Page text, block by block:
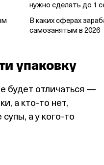
нужно сделать до 1
В каких сферах
самозанятым в 2026
упаковку
будет отличаться —
а кто‑то нет,
а у кого‑то